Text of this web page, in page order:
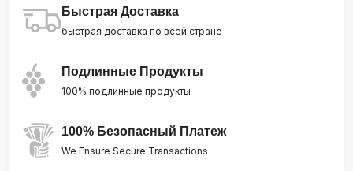
Быстрая Доставка
быстрая доставка по всей стране
Подлинные Продукты
100% подлинные продукты
100% Безопасный Платеж
We Ensure Secure Transactions